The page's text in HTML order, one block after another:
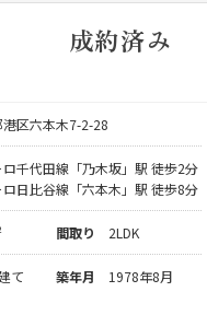
成約済み
区六本木7-2-28
千代田線「乃木坂」駅 徒歩2分
日比谷線「六本木」駅 徒歩8分
間取り 2LDK
て 築年月 1978年8月